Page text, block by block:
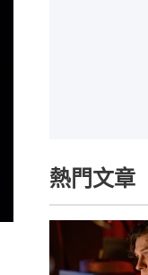
熱門文章